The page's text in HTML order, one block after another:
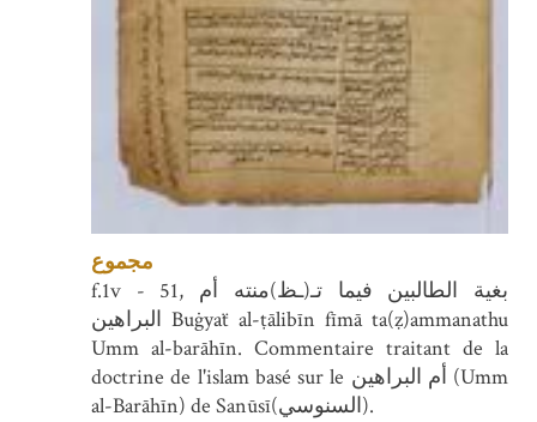
مجموع
f.1v - 51, بغية الطالبين فيما تـ(ـظ)منته أم
البراهين Buġyaẗ al-ṭālibīn fīmā ta(ẓ)ammanathu
Umm al-barāhīn. Commentaire traitant de la
doctrine de l'islam basé sur le أم البراهين (Umm
al-Barāhīn) de Sanūsī(السنوسي).